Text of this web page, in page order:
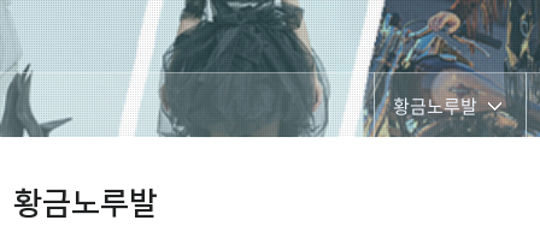
황금노루발
황금노루발